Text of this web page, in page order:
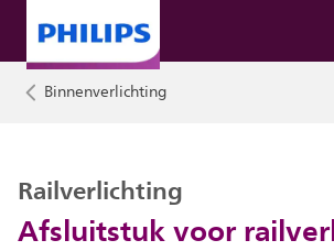
Binnenverlichting
Afsluitstuk voor
Railverlichting